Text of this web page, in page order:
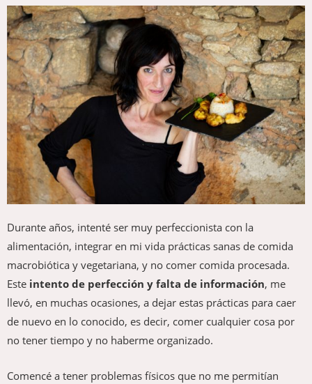
Durante años, intenté ser muy perfeccionista con la
alimentación, integrar en mi vida prácticas sanas de comida
macrobiótica y vegetariana, y no comer comida procesada.
Este intento de perfección y falta de información, me
llevó, en muchas ocasiones, a dejar estas prácticas para caer
de nuevo en lo conocido, es decir, comer cualquier cosa por
no tener tiempo y no haberme organizado.
Comencé a tener problemas físicos que no me permitían